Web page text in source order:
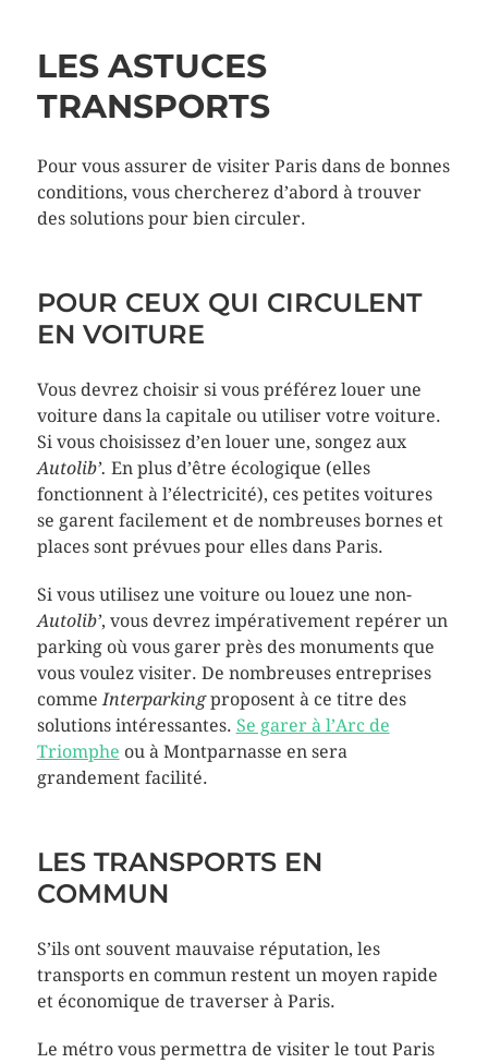
LES ASTUCES
TRANSPORTS
Pour vous assurer de visiter Paris dans de bonnes
conditions, vous chercherez d’abord à trouver
des solutions pour bien circuler.
POUR CEUX QUI CIRCULENT
EN VOITURE
Vous devrez choisir si vous préférez louer une
voiture dans la capitale ou utiliser votre voiture.
Si vous choisissez d’en louer une, songez aux
Autolib’. En plus d’être écologique (elles
fonctionnent à l’électricité), ces petites voitures
se garent facilement et de nombreuses bornes et
places sont prévues pour elles dans Paris.
Si vous utilisez une voiture ou louez une non-
Autolib’, vous devrez impérativement repérer un
parking où vous garer près des monuments que
vous voulez visiter. De nombreuses entreprises
comme Interparkingproposent à ce titre des
solutions intéressantes. Se garer à l’Arc de
Triomphe ou à Montparnasse en sera
grandement facilité.
LES TRANSPORTS EN
COMMUN
S’ils ont souvent mauvaise réputation, les
transports en commun restent un moyen rapide
et économique de traverser à Paris.
Le métro vous permettra de visiter le tout Paris